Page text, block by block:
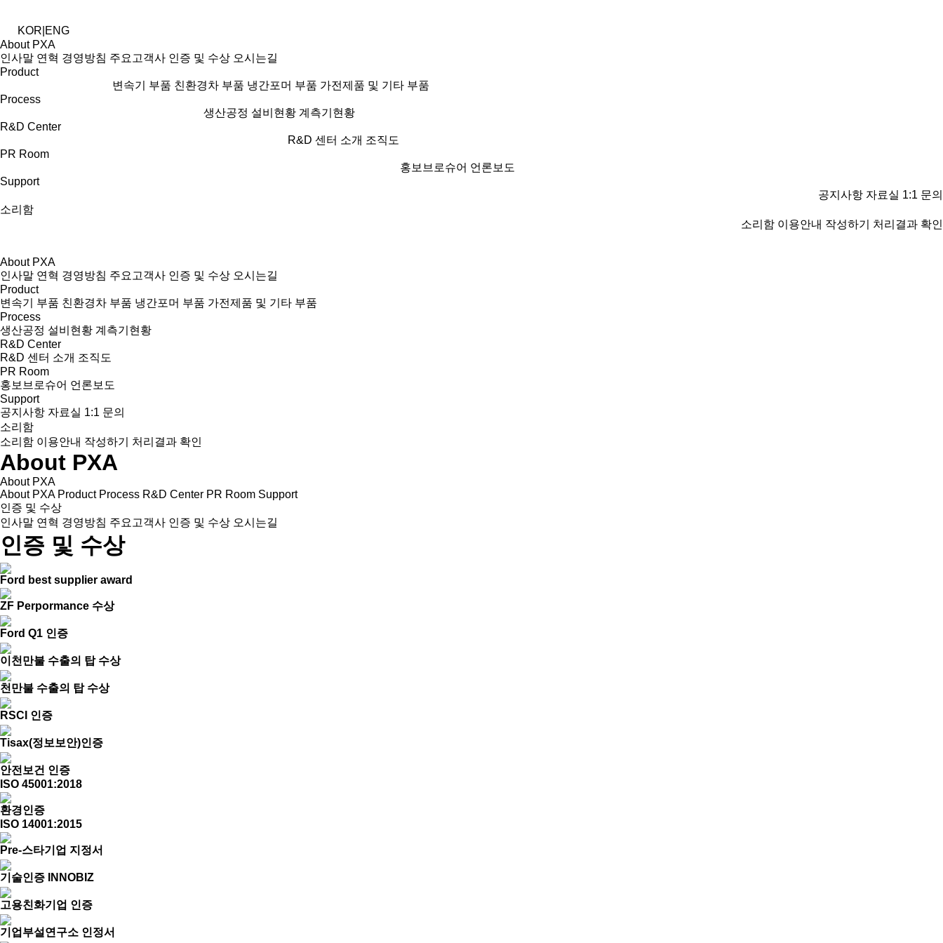
KOR ENG
About PXA
인사말 연혁 경영방침 주요고객사 인증 및 수상 오시는길
Product
변속기 부품 친환경차 부품 냉간포머 부품 가전제품 및 기타 부품
Process
생산공정 설비현황 계측기현황
R&D Center
R&D 센터 소개 조직도
PR Room
홍보브로슈어 언론보도
Support
공지사항 자료실 1:1 문의
소리함
소리함 이용안내 작성하기 처리결과 확인
About PXA
인사말 연혁 경영방침 주요고객사 인증 및 수상 오시는길
Product
변속기 부품 친환경차 부품 냉간포머 부품 가전제품 및 기타 부품
Process
생산공정 설비현황 계측기현황
R&D Center
R&D 센터 소개 조직도
PR Room
홍보브로슈어 언론보도
Support
공지사항 자료실 1:1 문의
소리함
소리함 이용안내 작성하기 처리결과 확인
About PXA
About PXA
About PXA Product Process R&D Center PR Room Support
인증 및 수상
인사말 연혁 경영방침 주요고객사 인증 및 수상 오시는길
인증 및 수상
Ford best supplier award
ZF Perpormance 수상
Ford Q1 인증
이천만불 수출의 탑 수상
천만불 수출의 탑 수상
RSCI 인증
Tisax(정보보안)인증
안전보건 인증
ISO 45001:2018
환경인증
ISO 14001:2015
Pre-스타기업 지정서
기술인증 INNOBIZ
고용친화기업 인증
기업부설연구소 인정서